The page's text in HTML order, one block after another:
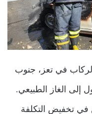
في تعز، جنوب
إلى الغاز الطبيعي.
في تخفيض التكلفة